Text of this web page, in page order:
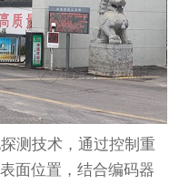
测技术，通过控制重
面位置，结合编码器